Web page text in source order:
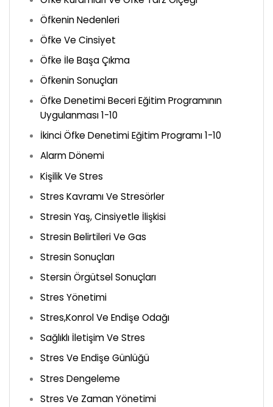
Öfkenin Nedenleri
Öfke Ve Cinsiyet
Öfke İle Başa Çıkma
Öfkenin Sonuçları
Öfke Denetimi Beceri Eğitim Programının
Uygulanması 1-10
İkinci Öfke Denetimi Eğitim Programı 1-10
Alarm Dönemi
Kişilik Ve Stres
Stres Kavramı Ve Stresörler
Stresin Yaş, Cinsiyetle İlişkisi
Stresin Belirtileri Ve Gas
Stresin Sonuçları
Stersin Örgütsel Sonuçları
Stres Yönetimi
Stres,Konrol Ve Endişe Odağı
Sağlıklı İletişim Ve Stres
Stres Ve Endişe Günlüğü
Stres Dengeleme
Stres Ve Zaman Yönetimi